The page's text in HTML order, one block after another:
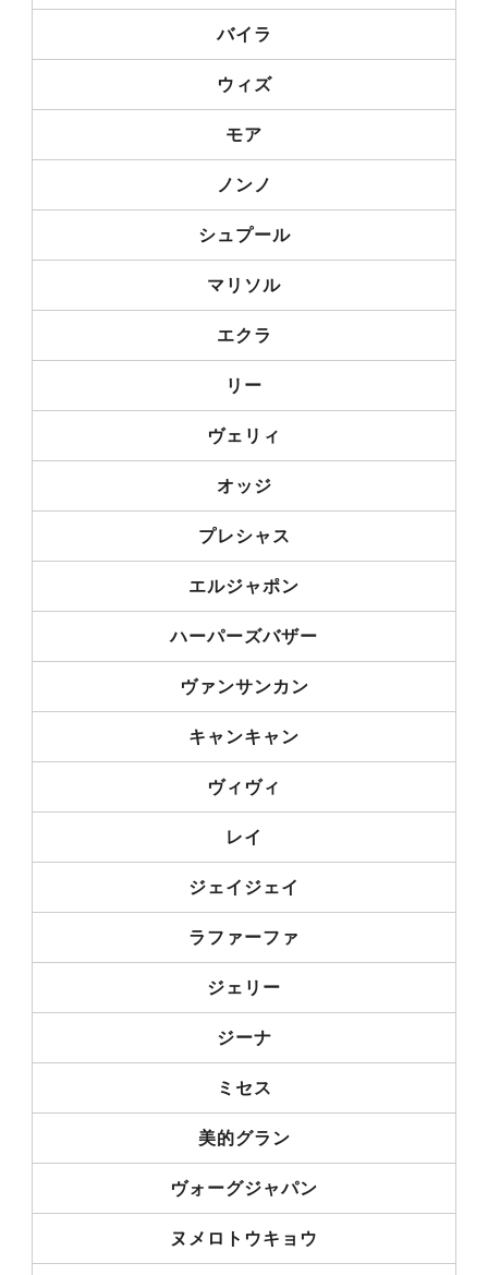
バイラ
ウィズ
モア
ノンノ
シュプール
マリソル
エクラ
リー
ヴェリィ
オッジ
プレシャス
エルジャポン
ハーパーズバザー
ヴァンサンカン
キャンキャン
ヴィヴィ
レイ
ジェイジェイ
ラファーファ
ジェリー
ジーナ
ミセス
美的グラン
ヴォーグジャパン
ヌメロトウキョウ